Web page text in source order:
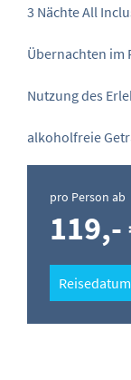
3 Nächte All
Übernachten im
Nutzung des
alkoholfreie
pro Person ab
119,-